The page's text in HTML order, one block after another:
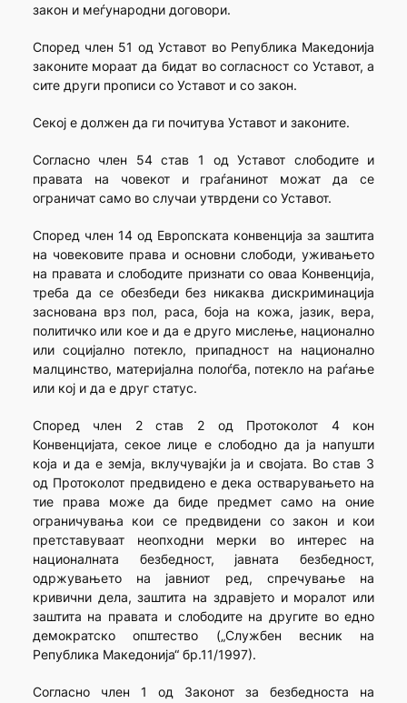
закон и меѓународни договори.
Според член 51 од Уставот во Република Македонија
законите мораат да бидат во согласност со Уставот, а
сите други прописи со Уставот и со закон.
Секој е должен да ги почитува Уставот и законите.
Согласно член 54 став 1 од Уставот слободите и
правата на човекот и граѓанинот можат да се
ограничат само во случаи утврдени со Уставот.
Според член 14 од Европската конвенција за заштита
на човековите права и основни слободи, уживањето
на правата и слободите признати со оваа Конвенција,
треба да се обезбеди без никаква дискриминација
заснована врз пол, раса, боја на кожа, јазик, вера,
политичко или кое и да е друго мислење, национално
или социјално потекло, припадност на национално
малцинство, материјална полоѓба, потекло на раѓање
или кој и да е друг статус.
Според член 2 став 2 од Протоколот 4 кон
Конвенцијата, секое лице е слободно да ја напушти
која и да е земја, вклучувајќи ја и својата. Во став 3
од Протоколот предвидено е дека остварувањето на
тие права може да биде предмет само на оние
ограничувања кои се предвидени со закон и кои
претставуваат неопходни мерки во интерес на
националната безбедност, јавната безбедност,
одржувањето на јавниот ред, спречување на
кривични дела, заштита на здравјето и моралот или
заштита на правата и слободите на другите во едно
демократско општество („Службен весник на
Република Македонија“ бр.11/1997).
Согласно член 1 од Законот за безбедноста на